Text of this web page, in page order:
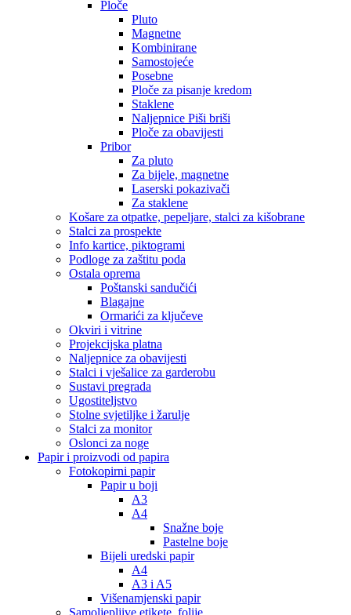
Ploče
Pluto
Magnetne
Kombinirane
Samostojeće
Posebne
Ploče za pisanje kredom
Staklene
Naljepnice Piši briši
Ploče za obavijesti
Pribor
Za pluto
Za bijele, magnetne
Laserski pokazivači
Za staklene
Košare za otpatke, pepeljare, stalci za kišobrane
Stalci za prospekte
Info kartice, piktogrami
Podloge za zaštitu poda
Ostala oprema
Poštanski sandučići
Blagajne
Ormarići za ključeve
Okviri i vitrine
Projekcijska platna
Naljepnice za obavijesti
Stalci i vješalice za garderobu
Sustavi pregrada
Ugostiteljstvo
Stolne svjetiljke i žarulje
Stalci za monitor
Oslonci za noge
Papir i proizvodi od papira
Fotokopirni papir
Papir u boji
A3
A4
Snažne boje
Pastelne boje
Bijeli uredski papir
A4
A3 i A5
Višenamjenski papir
Samoljepljive etikete, folije